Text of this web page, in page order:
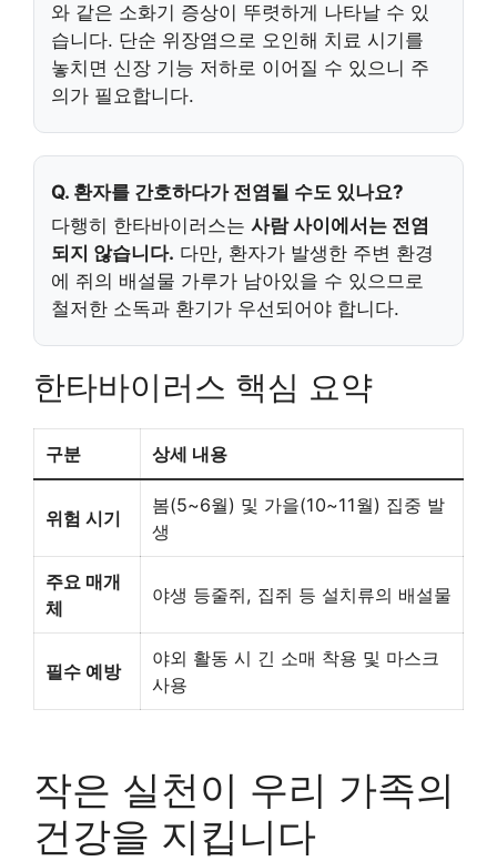
와 같은 소화기 증상이 뚜렷하게 나타날 수 있
습니다. 단순 위장염으로 오인해 치료 시기를
놓치면 신장 기능 저하로 이어질 수 있으니 주
의가 필요합니다.
Q. 환자를 간호하다가 전염될 수도 있나요?
다행히 한타바이러스는 사람 사이에서는 전염
되지 않습니다. 다만, 환자가 발생한 주변 환경
에 쥐의 배설물 가루가 남아있을 수 있으므로
철저한 소독과 환기가 우선되어야 합니다.
한타바이러스 핵심 요약
구분 상세 내용
위험 시기
봄(5~6월) 및 가을(10~11월) 집중 발
생
주요 매개
체
야생 등줄쥐, 집쥐 등 설치류의 배설물
필수 예방
야외 활동 시 긴 소매 착용 및 마스크
사용
작은 실천이 우리 가족의
건강을 지킵니다